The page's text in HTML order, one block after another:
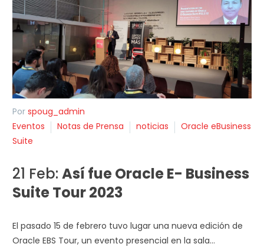
Por spoug_admin
Eventos
Notas de Prensa noticias
Oracle eBusiness
Suite
21 Feb: Así fue Oracle E- Business
Suite Tour 2023
El pasado 15 de febrero tuvo lugar una nueva edición de
Oracle EBS Tour, un evento presencial en la sala…